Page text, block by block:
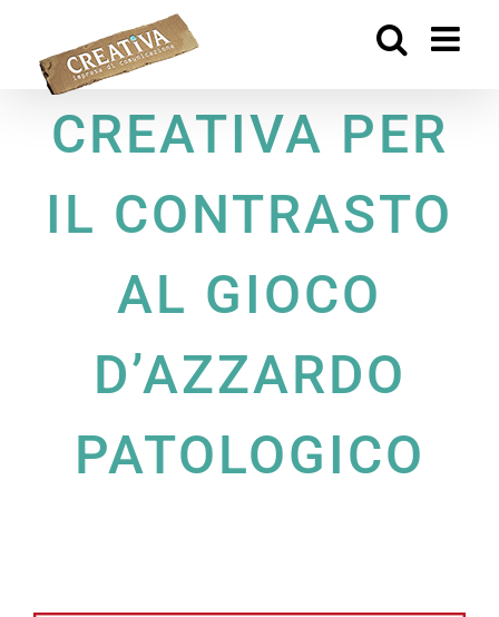
contenuto
CREATIVA PER
IL CONTRASTO
AL GIOCO
D’AZZARDO
PATOLOGICO